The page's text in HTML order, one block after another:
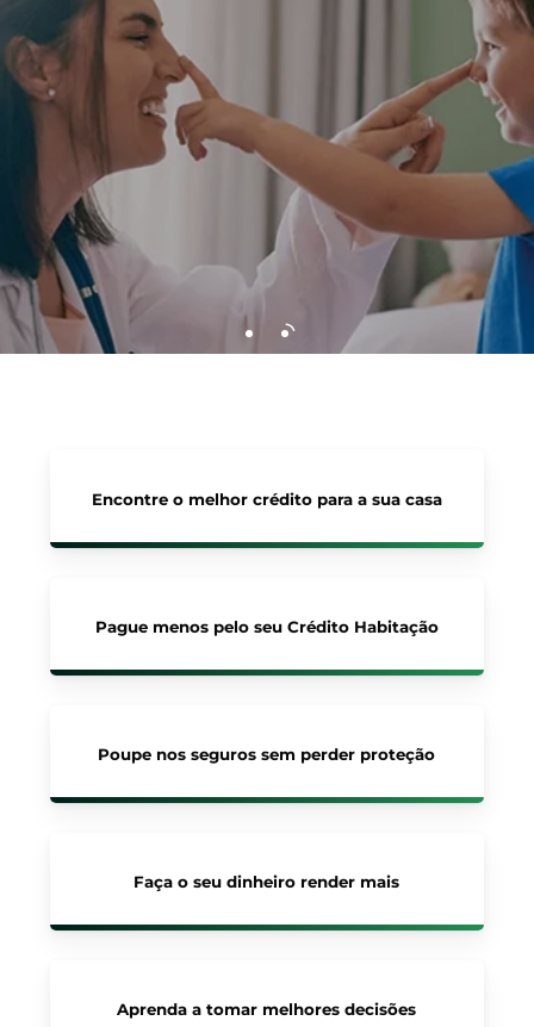
Encontre o melhor crédito para a sua casa
Pague menos pelo seu Crédito Habitação
Poupe nos seguros sem perder proteção
Faça o seu dinheiro render mais
Aprenda a tomar melhores decisões